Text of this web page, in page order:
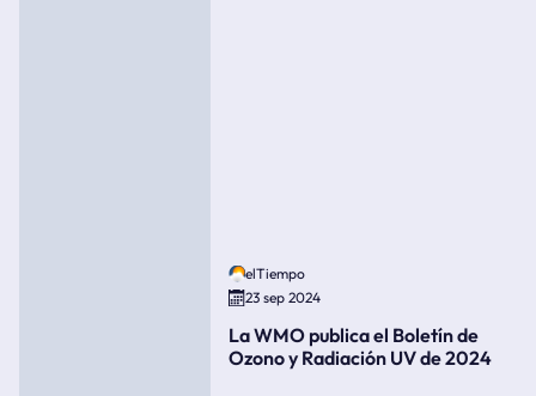
elTiempo
23 sep 2024
La WMO publica el Boletín de
Ozono y Radiación UV de 2024